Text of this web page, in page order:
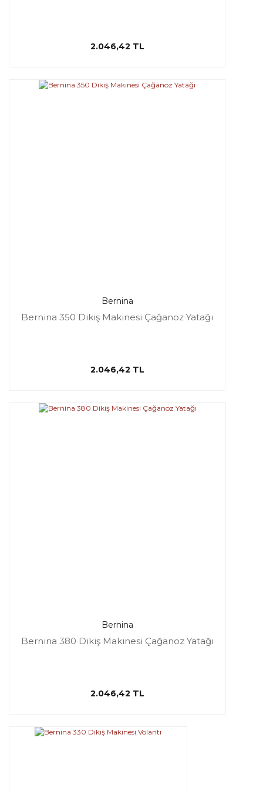
2.046,42 TL
Bernina
Bernina 350 Dikiş Makinesi Çağanoz Yatağı
2.046,42 TL
Bernina
Bernina 380 Dikiş Makinesi Çağanoz Yatağı
2.046,42 TL